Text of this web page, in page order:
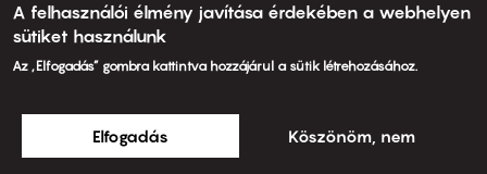
A felhasználói élmény javítása érdekében a webhelyen
sütiket használunk
Az „Elfogadás” gombra kattintva hozzájárul a sütik létrehozásához.
Elfogadás Köszönöm, nem